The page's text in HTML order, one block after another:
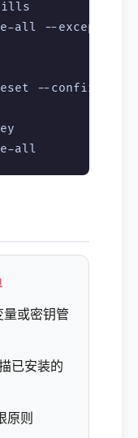
all --except core
--confirm
或密钥管
已安装的
原则